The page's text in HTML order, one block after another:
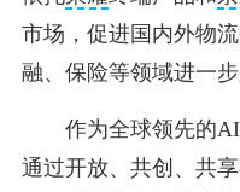
市场，促进国内外物
融、保险等领域进一步
作为全球领先的
通过开放、共创、共